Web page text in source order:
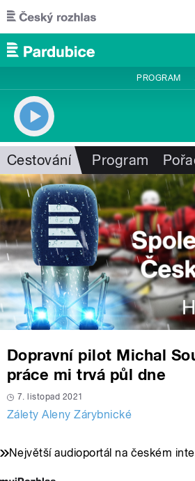
Přejít k hlavnímu obsahu
PROGRAM
Cestování Program
Dopravní pilot Michal
práce mi trvá půl dne
7. listopad 2021
Zálety Aleny Zárybnické
Největší audioportál na českém